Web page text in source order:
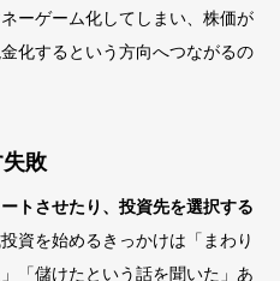
ーゲーム化してしまい、株価が
化するという方向へつながるの
敗
トさせたり、投資先を選択する
資を始めるきっかけは「まわり
「儲けたという話を聞いた」あ